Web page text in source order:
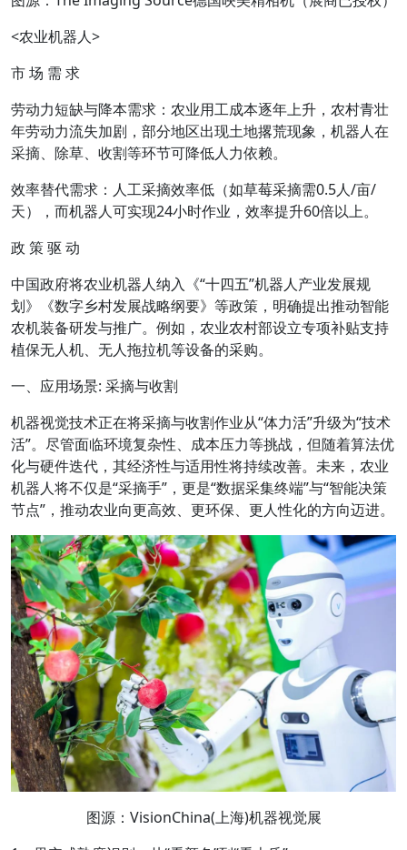
<农业机器人>
市 场 需 求
劳动力短缺与降本需求：农业用工成本逐年上升，农村青壮
年劳动力流失加剧，部分地区出现土地撂荒现象，机器人在
采摘、除草、收割等环节可降低人力依赖。
效率替代需求：人工采摘效率低（如草莓采摘需0.5人/亩/
天），而机器人可实现24小时作业，效率提升60倍以上。
政 策 驱 动
中国政府将农业机器人纳入《“十四五”机器人产业发展规
划》《数字乡村发展战略纲要》等政策，明确提出推动智能
农机装备研发与推广。例如，农业农村部设立专项补贴支持
植保无人机、无人拖拉机等设备的采购。
一、应用场景: 采摘与收割
机器视觉技术正在将采摘与收割作业从“体力活”升级为“技术
活”。尽管面临环境复杂性、成本压力等挑战，但随着算法优
化与硬件迭代，其经济性与适用性将持续改善。未来，农业
机器人将不仅是“采摘手”，更是“数据采集终端”与“智能决策
节点”，推动农业向更高效、更环保、更人性化的方向迈进。
图源：VisionChina(上海)机器视觉展